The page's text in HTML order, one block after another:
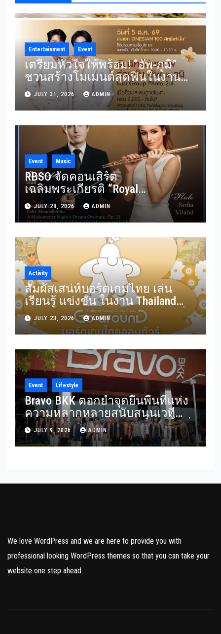
Entertainment Event
เตรียมหัวใจให้พร้อม! “อัพ-ภูมิ”
ชวนสร้างโมเมนต์สุดฟินในงาน
“THE SCENT OF SIAM” ลุ้น Group
Shot แบบใกล้ชิด 5 สิงหาคมนี้
JULY 31, 2026 ADMIN
Event Music
RBSO จัดคอนเสิร์ต
เฉลิมพระเกียรติ “Royal
Benevolence” รวมบทประพันธ์
อมตะจาก Mendelssohn และ
Rimsky-Korsakov 31 กรกฎาคมนี้
JULY 28, 2026 ADMIN
Activity
สัมผัสเสน่ห์บอร์ดเกมไทย เล่น
เรียนรู้ แข่งขัน ในงาน Thailand
Board Game Show Go arounD บอร์ด
เกมไทยออนทัวร์ วันที่ 24-26
กรกฎาคม 2569 ณ ICS Lifestyle
Complex
JULY 23, 2026 ADMIN
Event Lifestyle
Bravo BKK ตอกย้ำจุดยืนพื้นที่แห่ง
ความหลากหลายสนับสนุนเวที
Mister Gay Thailand 2026 เปิดพื้นที่
ส่งต่อแรงบันดาลใจและความเท่า
เทียมสู่สังคม
JULY 9, 2026 ADMIN
We love WordPress and we are here to provide you with
professional looking WordPress themes so that you can take your
website one step ahead.